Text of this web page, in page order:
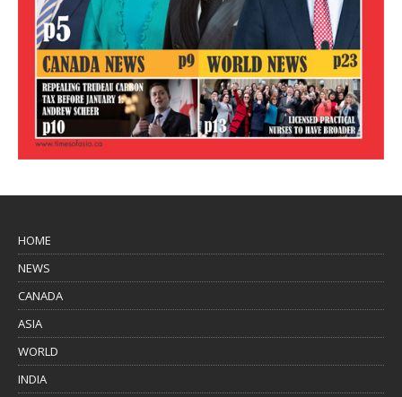
HOME
NEWS
CANADA
ASIA
WORLD
INDIA